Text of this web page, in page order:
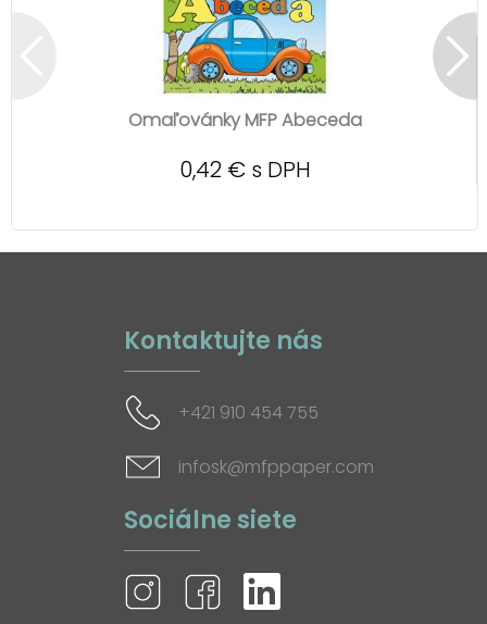
Omaľovánky MFP Abeceda
0,42 € s DPH
Kontaktujte nás
+421 910 454 755
infosk@mfppaper.com
Sociálne siete